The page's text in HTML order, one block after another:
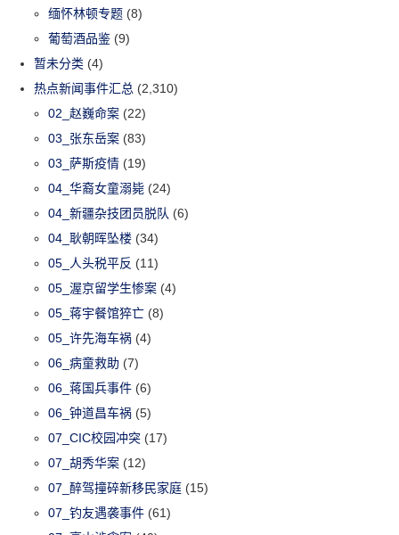
缅怀林顿专题 (8)
葡萄酒品鉴 (9)
暂未分类 (4)
热点新闻事件汇总 (2,310)
02_赵巍命案 (22)
03_张东岳案 (83)
03_萨斯疫情 (19)
04_华裔女童溺毙 (24)
04_新疆杂技团员脱队 (6)
04_耿朝晖坠楼 (34)
05_人头税平反 (11)
05_渥京留学生惨案 (4)
05_蒋宇餐馆猝亡 (8)
05_许先海车祸 (4)
06_病童救助 (7)
06_蒋国兵事件 (6)
06_钟道昌车祸 (5)
07_CIC校园冲突 (17)
07_胡秀华案 (12)
07_醉驾撞碎新移民家庭 (15)
07_钓友遇袭事件 (61)